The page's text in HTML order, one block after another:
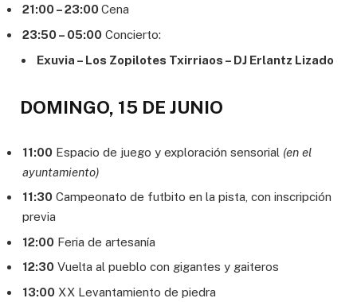
21:00 – 23:00Cena
23:50 – 05:00 Concierto:
Exuvia – Los Zopilotes Txirriaos – DJ Erlantz Lizado
DOMINGO, 15 DE JUNIO
11:00 Espacio de juego y exploración sensorial (en el
ayuntamiento)
11:30 Campeonato de futbito en la pista, con inscripción
previa
12:00 Feria de artesanía
12:30 Vuelta al pueblo con gigantes y gaiteros
13:00 XX Levantamiento de piedra